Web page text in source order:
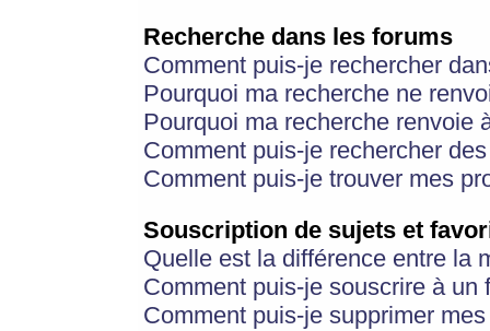
Recherche dans les forums
Comment puis-je rechercher
Pourquoi ma recherche ne
Pourquoi ma recherche renvoie
Comment puis-je rechercher
Comment puis-je trouver mes
Souscription de sujets et
Quelle est la différence entre la
Comment puis-je souscrire à
Comment puis-je supprimer